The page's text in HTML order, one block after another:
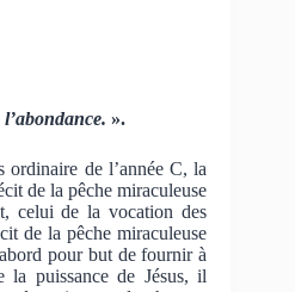
».
ordinaire de l’année C, la
de la pêche miraculeuse
celui de la vocation des
de la pêche miraculeuse
pour but de fournir à
la puissance de Jésus, il